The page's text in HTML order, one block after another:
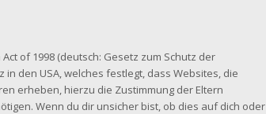
of 1998 (deutsch: Gesetz zum Schutz der
den USA, welches festlegt, dass Websites, die
erheben, hierzu die Zustimmung der Eltern
Wenn du dir unsicher bist, ob dies auf dich oder